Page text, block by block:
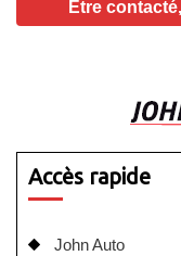
Accès rapide
John Auto